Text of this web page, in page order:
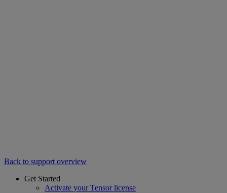
Back to support overview
Get Started
Activate your Tensor license